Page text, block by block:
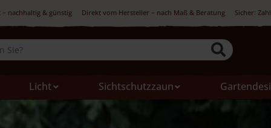
– nachhaltig & günstig Direkt vom Hersteller – nach Maß & Beratung Sicher:
Licht
Sichtschutzzaun